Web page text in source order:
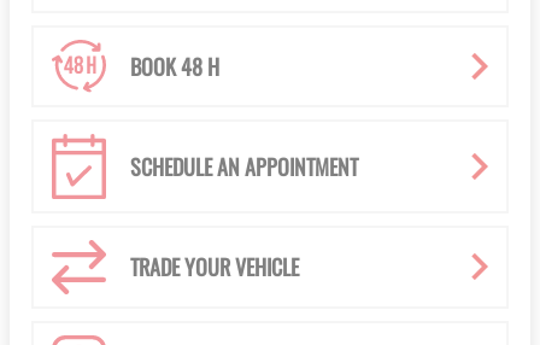
BOOK 48 H
SCHEDULE AN APPOINTMENT
TRADE YOUR VEHICLE